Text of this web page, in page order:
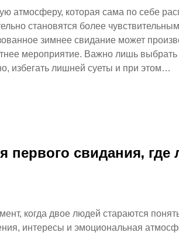
атмосферу, которая сама по себе
становятся более
зимнее свидание может
мероприятие. Важно лишь
избегать лишней суеты и при этом…
свидания, где
когда двое людей стараются
интересы и эмоциональная